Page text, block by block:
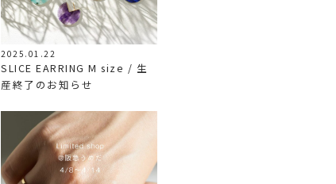
2025.01.22
SLICE EARRING M size / 生
産終了のお知らせ